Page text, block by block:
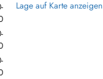
Lage auf Karte anzeigen